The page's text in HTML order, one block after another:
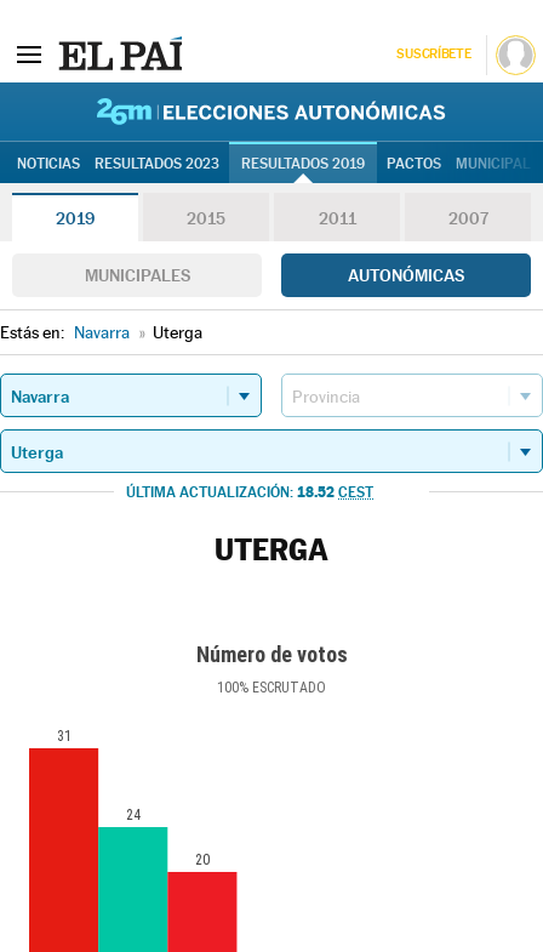
SUSCRÍBETE
NOTICIAS RESULTADOS 2023 RESULTADOS 2019 PACTOS
2019 2015 2011 2007
MUNICIPALES AUTONÓMICAS
Estás en: Navarra » Uterga
ÚLTIMA ACTUALIZACIÓN: 18.52 CEST
UTERGA
Número de votos
100% ESCRUTADO
31
24
20